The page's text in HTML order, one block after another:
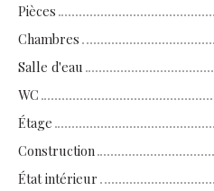
Pièces
Chambres
Salle d'eau
WC
Étage
Construction
État intérieur